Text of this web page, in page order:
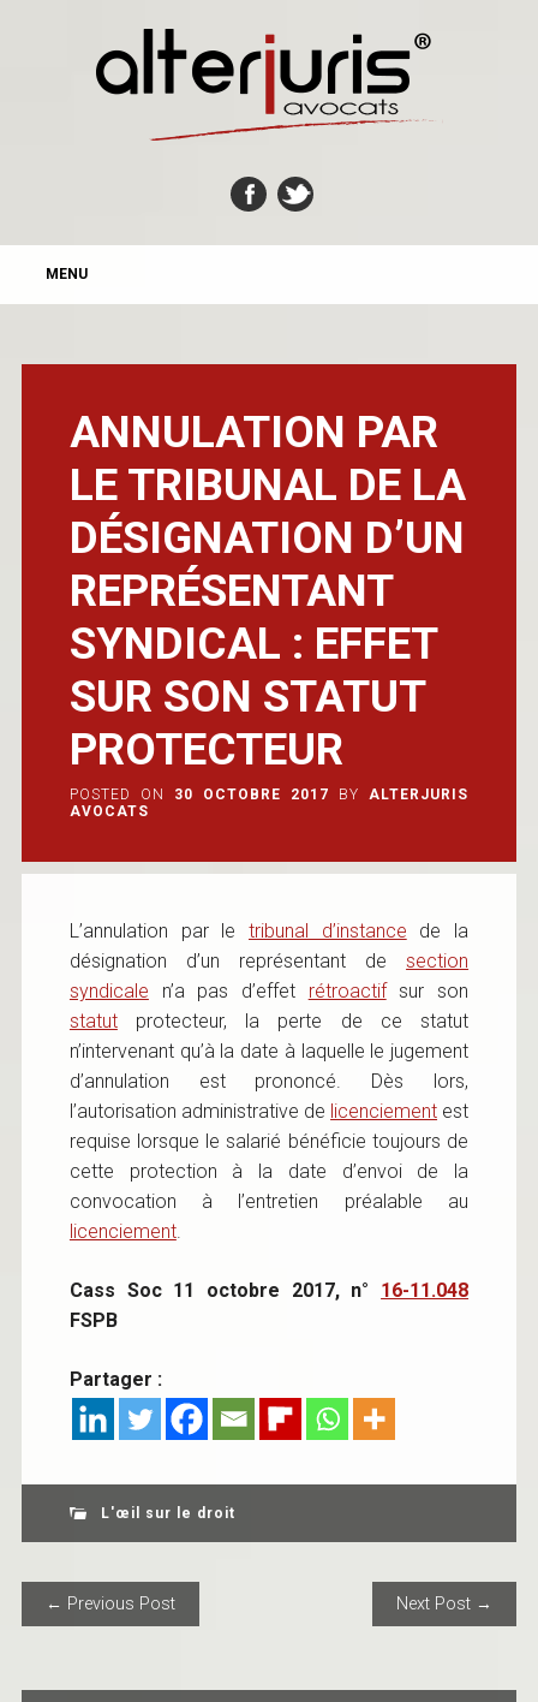
MAIN MENU
MENU
ANNULATION PAR
LE TRIBUNAL DE LA
DÉSIGNATION D’UN
REPRÉSENTANT
SYNDICAL : EFFET
SUR SON STATUT
PROTECTEUR
POSTED ON 30 OCTOBRE 2017 BY
ALTERJURIS
AVOCATS
L’annulation par le tribunal d’instance de la
désignation d’un représentant desection
syndicale n’a pas d’effet rétroactifsur son
statutprotecteur, la perte de ce statut
n’intervenant qu’à la date à laquelle le jugement
d’annulation est prononcé. Dès lors,
l’autorisation administrative de licenciement est
requise lorsque le salarié bénéficie toujours de
cette protection à la date d’envoi de la
convocation à l’entretien préalable au
licenciement.
Cass Soc 11 octobre 2017, n° 16-11.048
FSPB
Partager :
L'œil sur le droit
POST NAVIGATION
← Previous Post Next Post →